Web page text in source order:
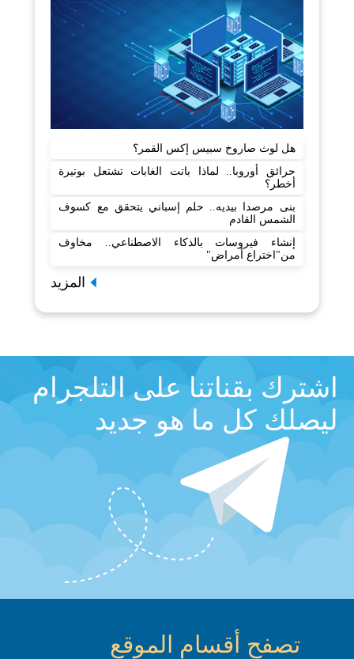
هل لوث صاروخ سبيس إكس القمر؟
حرائق أوروبا.. لماذا باتت الغابات تشتعل بوتيرة
أخطر؟
بنى مرصدا بيديه.. حلم إسباني يتحقق مع كسوف
الشمس القادم
إنشاء فيروسات بالذكاء الاصطناعي.. مخاوف
من"اختراع أمراض"
المزيد
اشترك بقناتنا على التلجرام
ليصلك كل ما هو جديد
تصفح أقسام الموقع